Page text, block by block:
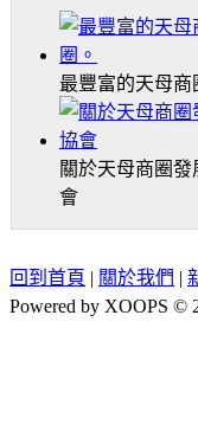
最豐富的天母商
關於天母商圈發
會
回到首頁 | 關於我們 |
Powered by XOOPS ©